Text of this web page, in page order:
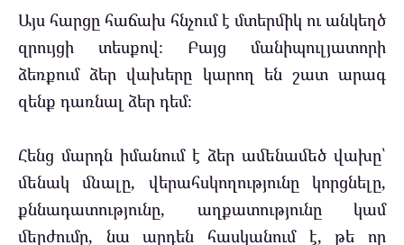
Այս հարցը հաճախ հնչում է մտերմիկ ու անկեղծ
զրույցի տեսքով։ Բայց մանիպուլյատորի
ձեռքում ձեր վախերը կարող են շատ արագ
զենք դառնալ ձեր դեմ։
Հենց մարդն իմանում է ձեր ամենամեծ վախը՝
մենակ մնալը, վերահսկողությունը կորցնելը,
քննադատությունը, աղքատությունը կամ
մերժումը, նա արդեն հասկանում է, թե որ